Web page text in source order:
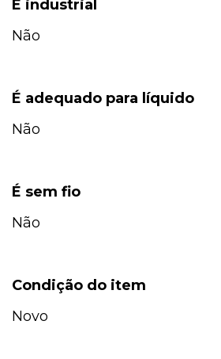
É industrial
Não
É adequado para líquido
Não
É sem fio
Não
Condição do item
Novo